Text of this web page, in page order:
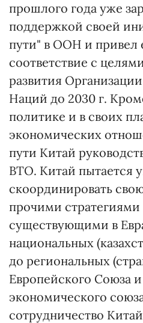
прошлого года уже
поддержкой своей
пути" в ООН и привел
соответствие с
развития
Наций до 2030 г.
политике и в своих
экономических
пути Китай
ВТО. Китай пытается
скоординировать
прочими стратегиями
существующими в
национальных
до региональных
Европейского Союза
экономического
сотрудничество